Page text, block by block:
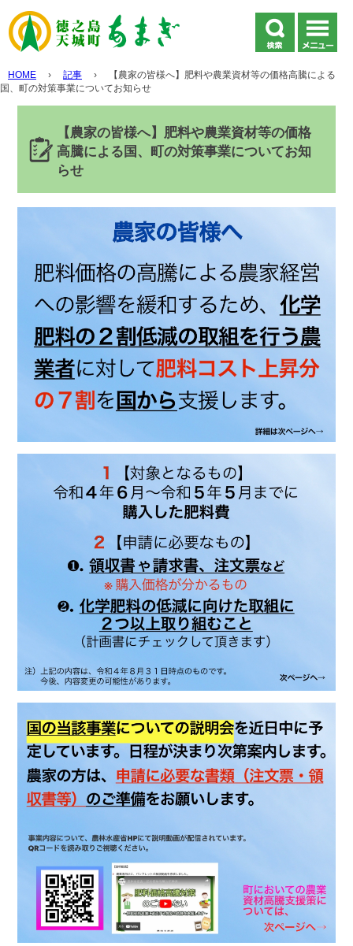
HOME › 記事 ›
【農家の皆様へ】肥料や農業資材等の価格高騰による
国、町の対策事業についてお知らせ
【農家の皆様へ】肥料や農業資材等の価格
高騰による国、町の対策事業についてお知
らせ